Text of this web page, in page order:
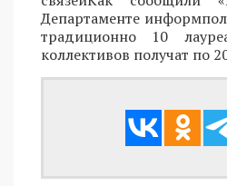
Департаменте
традиционно 10
коллективов получат по